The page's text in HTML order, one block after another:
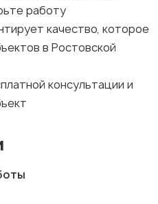
работу
качество, которое
в Ростовской
консультации и